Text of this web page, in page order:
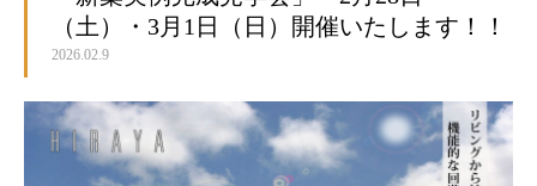
（土）・3月1日（日）開催いたします！！
2026.02.9